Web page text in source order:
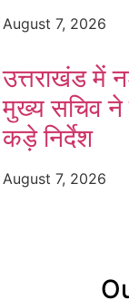
August 7, 2026
उत्तराखंड में
मुख्य सचिव ने
कड़े निर्देश
August 7, 2026